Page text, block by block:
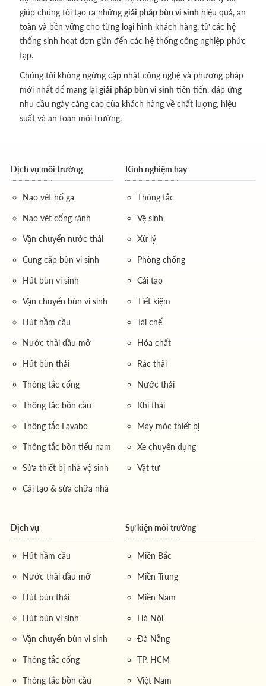
giúp chúng tôi tạo ra những giải pháp bùn vi sinh hiệu quả, an
toàn và bền vững cho từng loại hình khách hàng, từ các hệ
thống sinh hoạt đơn giản đến các hệ thống công nghiệp phức
tạp.
Chúng tôi không ngừng cập nhật công nghệ và phương pháp
mới nhất để mang lại giải pháp bùn vi sinh tiên tiến, đáp ứng
nhu cầu ngày càng cao của khách hàng về chất lượng, hiệu
suất và an toàn môi trường.
Dịch vụ môi trường
Nạo vét hố ga
Nạo vét cống rãnh
Vận chuyển nước thải
Cung cấp bùn vi sinh
Hút bùn vi sinh
Vận chuyển bùn vi sinh
Hút hầm cầu
Nước thải dầu mỡ
Hút bùn thải
Thông tắc cống
Thông tắc bồn cầu
Thông tắc Lavabo
Thông tắc bồn tiểu nam
Sửa thiết bị nhà vệ sinh
Cải tạo & sửa chữa nhà
Kinh nghiệm hay
Thông tắc
Vệ sinh
Xử lý
Phòng chống
Cải tạo
Tiết kiệm
Tái chế
Hóa chất
Rác thải
Nước thải
Khí thải
Máy móc thiết bị
Xe chuyên dụng
Vật tư
Dịch vụ
Hút hầm cầu
Nước thải dầu mỡ
Hút bùn thải
Hút bùn vi sinh
Vận chuyển bùn vi sinh
Thông tắc cống
Thông tắc bồn cầu
Sự kiện môi trường
Miền Bắc
Miền Trung
Miền Nam
Hà Nội
Đà Nẵng
TP. HCM
Việt Nam